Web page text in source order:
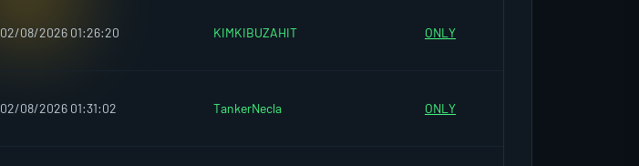
02/08/2026 01:26:20 KIMKIBUZAHIT ONLY
02/08/2026 01:31:02 TankerNecla ONLY